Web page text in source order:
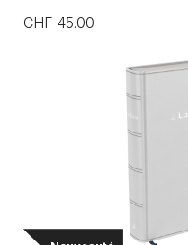
CHF 45.00